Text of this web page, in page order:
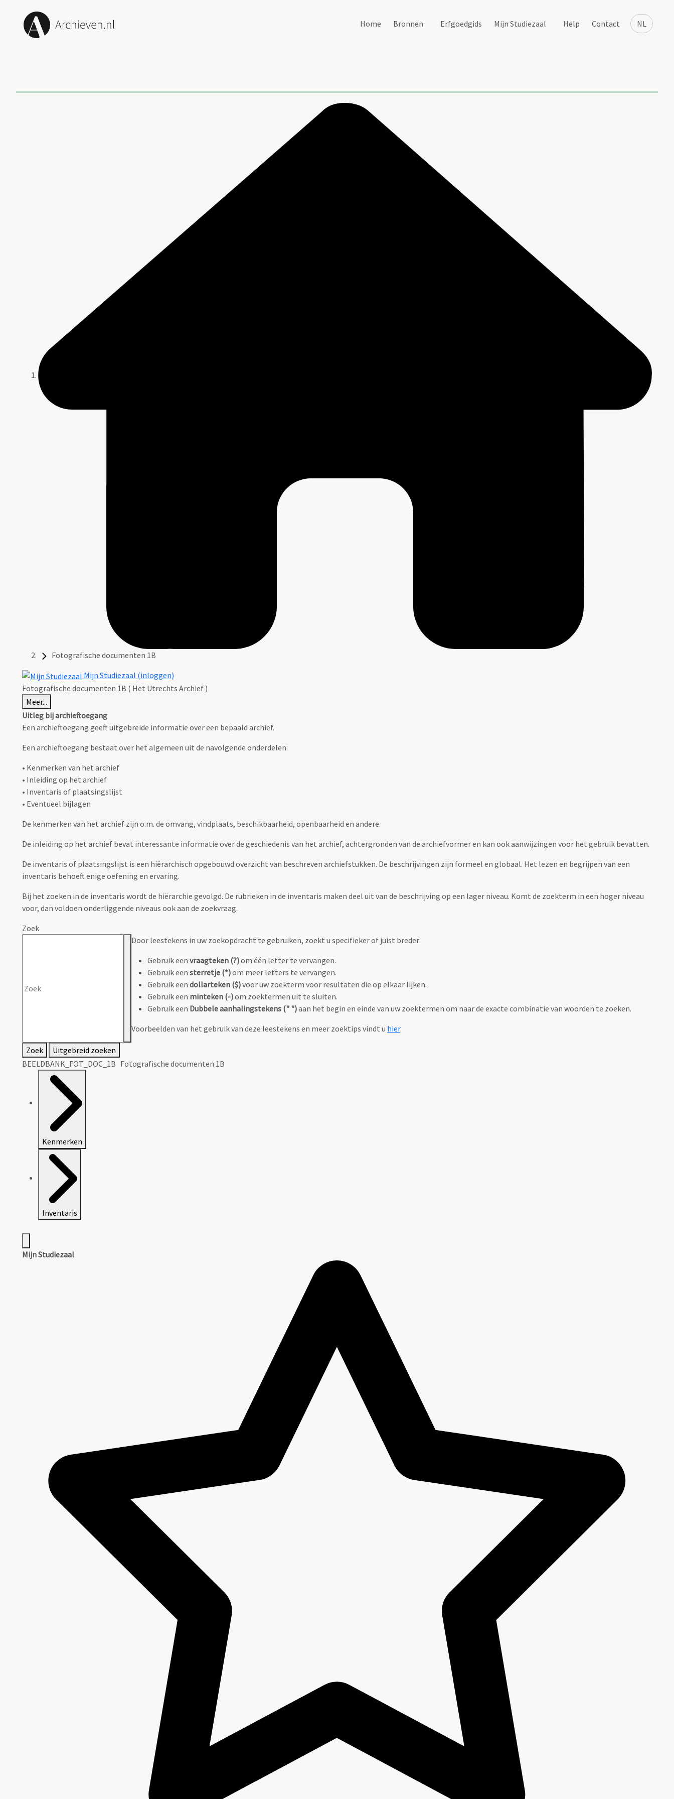
NL
Home Bronnen Erfgoedgids Mijn Studiezaal Help Contact
Fotografische documenten 1B
Mijn Studiezaal (inloggen)
Fotografische documenten 1B ( Het Utrechts Archief )
Meer...
Uitleg bij archieftoegang
Een archieftoegang geeft uitgebreide informatie over een bepaald archief.
Een archieftoegang bestaat over het algemeen uit de navolgende onderdelen:
• Kenmerken van het archief
• Inleiding op het archief
• Inventaris of plaatsingslijst
• Eventueel bijlagen
De kenmerken van het archief zijn o.m. de omvang, vindplaats, beschikbaarheid, openbaarheid en andere.
De inleiding op het archief bevat interessante informatie over de geschiedenis van het archief, achtergronden van de archiefvormer en kan ook aanwijzingen voor het gebruik bevatten.
De inventaris of plaatsingslijst is een hiërarchisch opgebouwd overzicht van beschreven archiefstukken. De beschrijvingen zijn formeel en globaal. Het lezen en begrijpen van een
inventaris behoeft enige oefening en ervaring.
Bij het zoeken in de inventaris wordt de hiërarchie gevolgd. De rubrieken in de inventaris maken deel uit van de beschrijving op een lager niveau. Komt de zoekterm in een hoger niveau
voor, dan voldoen onderliggende niveaus ook aan de zoekvraag.
Zoek
Door leestekens in uw zoekopdracht te gebruiken, zoekt u specifieker of juist breder:
Gebruik een vraagteken (?)om één letter te vervangen.
Gebruik een sterretje (*)om meer letters te vervangen.
Gebruik een dollarteken ($)voor uw zoekterm voor resultaten die op elkaar lijken.
Gebruik een minteken (-)om zoektermen uit te sluiten.
Gebruik een Dubbele aanhalingstekens (" ")aan het begin en einde van uw zoektermen om naar de exacte combinatie van woorden te zoeken.
Voorbeelden van het gebruik van deze leestekens en meer zoektips vindt u hier.
Zoek
Uitgebreid zoeken
BEELDBANK_FOT_DOC_1B Fotografische documenten 1B
Kenmerken
Inventaris
Mijn Studiezaal